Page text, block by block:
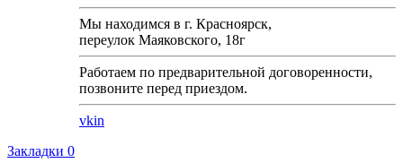
Мы находимся в г. Красноярск,
переулок Маяковского, 18г
Работаем по предварительной договоренности,
позвоните перед приездом.
vkin
Закладки 0